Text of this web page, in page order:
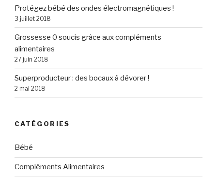
Protégez bébé des ondes électromagnétiques !
3 juillet 2018
Grossesse 0 soucis grâce aux compléments
alimentaires
27 juin 2018
Superproducteur : des bocaux à dévorer !
2 mai 2018
CATÉGORIES
Bébé
Compléments Alimentaires